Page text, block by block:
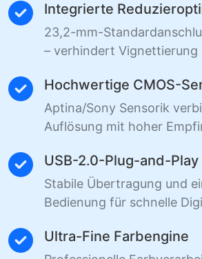
Integrierte
23,2-mm-
– verhindert Vignettierung
Hochwertige CMOS-
Aptina/Sony Sensorik
Auflösung mit hoher
USB-2.0-Plug-and-Play
Stabile Übertragung und
Bedienung für schnelle
Ultra-Fine Farbengine